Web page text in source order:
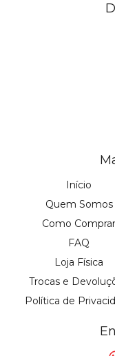
Início
Quem Somos
Como Comprar
FAQ
Loja Física
Trocas e
Política de